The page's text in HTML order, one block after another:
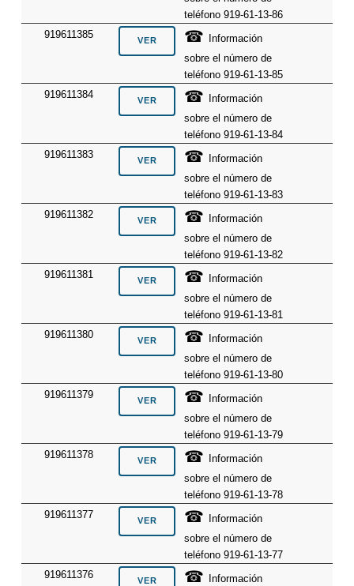
teléfono 919-61-13-86
919611385
☎
Información
sobre el número de
teléfono 919-61-13-85
919611384
☎
Información
sobre el número de
teléfono 919-61-13-84
919611383
☎
Información
sobre el número de
teléfono 919-61-13-83
919611382
☎
Información
sobre el número de
teléfono 919-61-13-82
919611381
☎
Información
sobre el número de
teléfono 919-61-13-81
919611380
☎
Información
sobre el número de
teléfono 919-61-13-80
919611379
☎
Información
sobre el número de
teléfono 919-61-13-79
919611378
☎
Información
sobre el número de
teléfono 919-61-13-78
919611377
☎
Información
sobre el número de
teléfono 919-61-13-77
919611376
☎
Información